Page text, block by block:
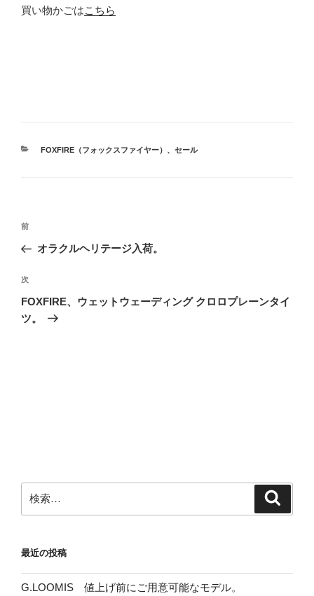
買い物かごはこちら
カ
FOXFIRE（フォックスファイヤー） 、 セール
投
ビ
ゲ
ー
前
の
稿
前
オラクルヘリテージ入荷。
次
の
投
次
FOXFIRE、ウェットウェーディング クロロプレーンタイ
ツ。
検
索:
最近の投稿
G.LOOMIS 値上げ前にご用意可能なモデル。